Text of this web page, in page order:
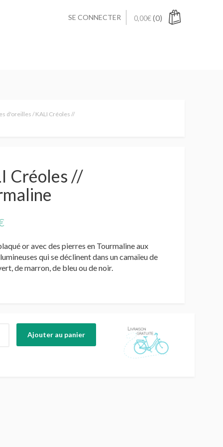
0,00€(0)
SE CONNECTER
d'oreilles / KALI Créoles //
Créoles //
or avec des pierres en Tourmaline aux
qui se déclinent dans un camaïeu de
de marron, de bleu ou de noir.
Ajouter au panier